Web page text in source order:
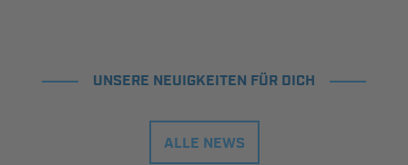
UNSERE NEUIGKEITEN FÜR DICH
ALLE NEWS